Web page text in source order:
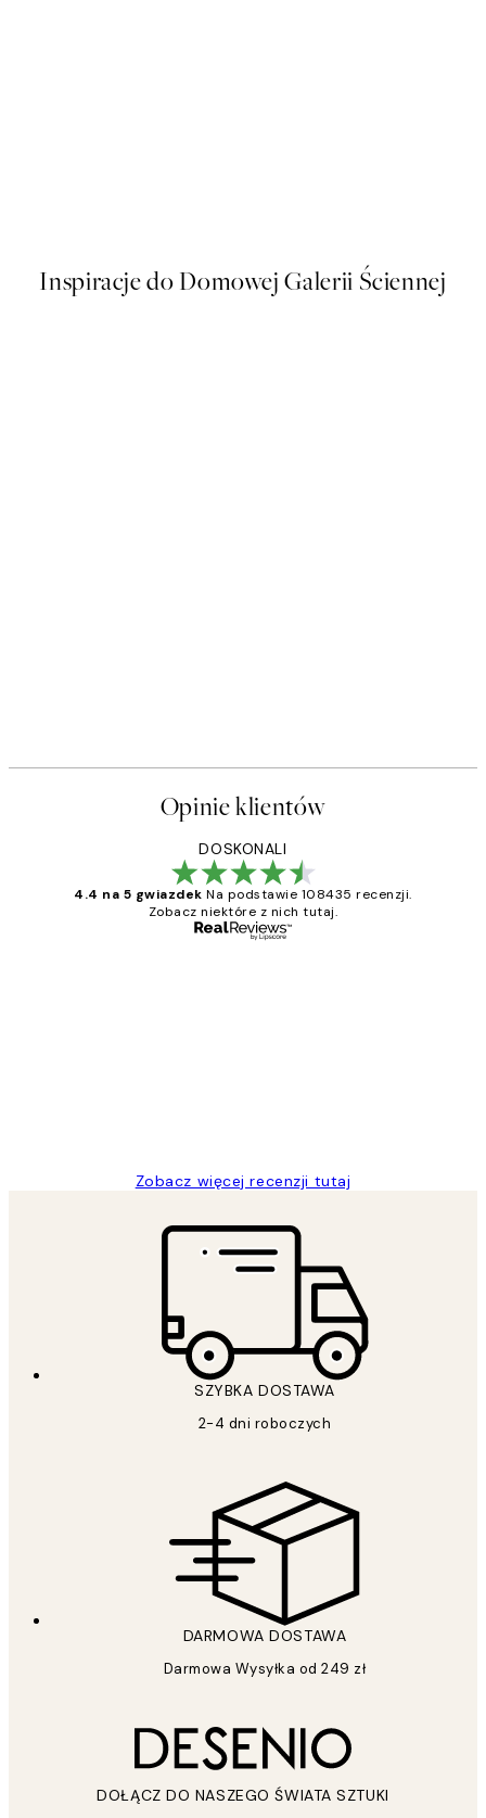
Inspiracje do Domowej Galerii Ściennej
Opinie klientów
DOSKONALI
4.4 na 5 gwiazdek Na podstawie 108435 recenzji.
Zobacz niektóre z nich tutaj.
Zobacz więcej recenzji tutaj
SZYBKA DOSTAWA
2-4 dni roboczych
DARMOWA DOSTAWA
Darmowa Wysyłka od 249 zł
DOŁĄCZ DO NASZEGO ŚWIATA SZTUKI